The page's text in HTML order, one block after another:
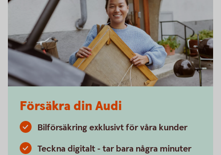
Försäkra din Audi
Bilförsäkring exklusivt för våra kunder
Teckna digitalt - tar bara några minuter